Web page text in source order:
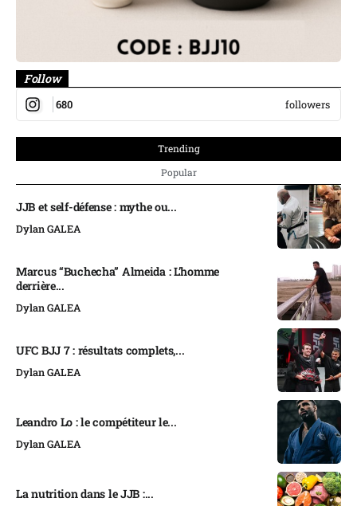
Follow
680 followers
Trending
Popular
JJB et self-défense : mythe ou...
Dylan GALEA
Marcus “Buchecha” Almeida : L’homme
derrière...
Dylan GALEA
UFC BJJ 7 : résultats complets,...
Dylan GALEA
Leandro Lo : le compétiteur le...
Dylan GALEA
La nutrition dans le JJB :...